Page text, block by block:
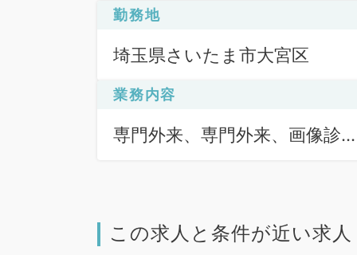
勤務地
埼玉県さいたま市大宮区
業務内容
専門外来、専門外来、画像診
この求人と条件が近い求人